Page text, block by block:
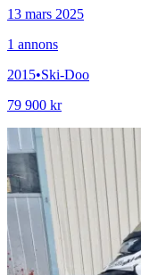
13 mars 2025
1 annons
2015•Ski-Doo
79 900 kr